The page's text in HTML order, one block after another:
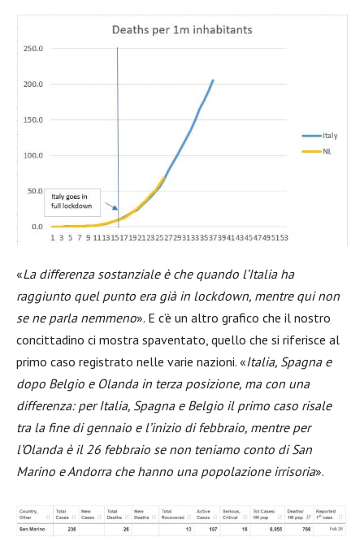
«La differenza sostanziale è che quando l’Italia ha
raggiunto quel punto era già in lockdown, mentre qui non
se ne parla nemmeno». E c’è un altro grafico che il nostro
concittadino ci mostra spaventato, quello che si riferisce al
primo caso registrato nelle varie nazioni. «Italia, Spagna e
dopo Belgio e Olanda in terza posizione, ma con una
differenza: per Italia, Spagna e Belgio il primo caso risale
tra la fine di gennaio e l’inizio di febbraio, mentre per
l’Olanda è il 26 febbraio se non teniamo conto di San
Marino e Andorra che hanno una popolazione irrisoria».